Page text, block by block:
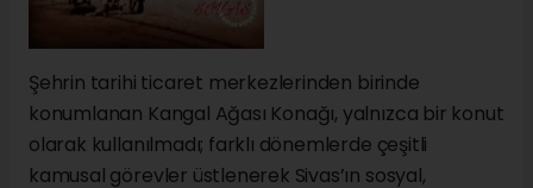
Şehrin tarihi ticaret merkezlerinden birinde
konumlanan Kangal Ağası Konağı, yalnızca bir konut
olarak kullanılmadı; farklı dönemlerde çeşitli
kamusal görevler üstlenerek Sivas’ın sosyal,